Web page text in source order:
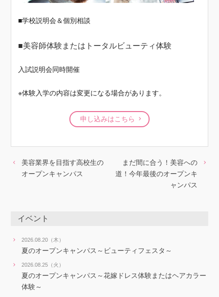
■学校説明会＆個別相談
■美容師体験またはトータルビューティ体験
入試説明会同時開催
※体験入学の内容は変更になる場合があります。
申し込みはこちら
美容業界を目指す高校生の
オープンキャンパス
まだ間に合う！美容への
道！今年最後のオープンキ
ャンパス
イベント
2026.08.20（木）
夏のオープンキャンパス～ビューティフェスタ～
2026.08.25（火）
夏のオープンキャンパス～花嫁ドレス体験またはヘアカラー
体験～